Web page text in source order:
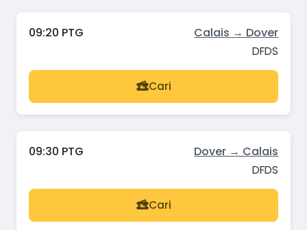
09:20 PTG Calais → Dover
DFDS
Cari
09:30 PTG Dover → Calais
DFDS
Cari